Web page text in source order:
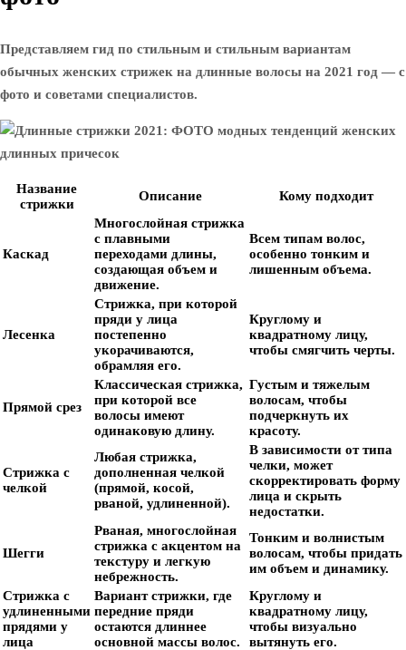
Представляем гид по стильным и стильным вариантам
обычных женских стрижек на длинные волосы на 2021 год — с
фото и советами специалистов.
Название
стрижки
Описание Кому подходит
Каскад
Многослойная стрижка
с плавными
переходами длины,
создающая объем и
движение.
Всем типам волос,
особенно тонким и
лишенным объема.
Лесенка
Стрижка, при которой
пряди у лица
постепенно
укорачиваются,
обрамляя его.
Круглому и
квадратному лицу,
чтобы смягчить черты.
Прямой срез
Классическая стрижка,
при которой все
волосы имеют
одинаковую длину.
Густым и тяжелым
волосам, чтобы
подчеркнуть их
красоту.
Стрижка с
челкой
Любая стрижка,
дополненная челкой
(прямой, косой,
рваной, удлиненной).
В зависимости от типа
челки, может
скорректировать форму
лица и скрыть
недостатки.
Шегги
Рваная, многослойная
стрижка с акцентом на
текстуру и легкую
небрежность.
Тонким и волнистым
волосам, чтобы придать
им объем и динамику.
Стрижка с
удлиненными
прядями у
лица
Вариант стрижки, где
передние пряди
остаются длиннее
основной массы волос.
Круглому и
квадратному лицу,
чтобы визуально
вытянуть его.